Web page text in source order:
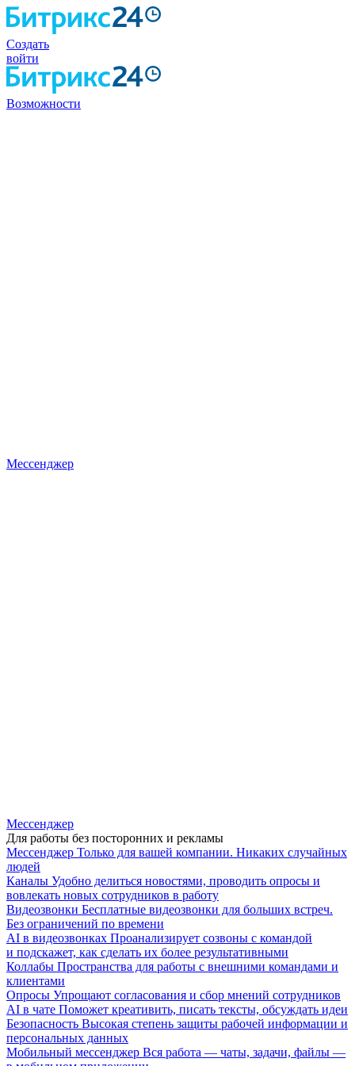
Создать
войти
Возможности
Мессенджер
Мессенджер
Для работы без посторонних и рекламы
Мессенджер Только для вашей компании. Никаких случайных
людей
Каналы Удобно делиться новостями, проводить опросы и
вовлекать новых сотрудников в работу
Видеозвонки Бесплатные видеозвонки для больших встреч.
Без ограничений по времени
AI в видеозвонках Проанализирует созвоны с командой
и подскажет, как сделать их более результативными
Коллабы Пространства для работы с внешними командами и
клиентами
Опросы Упрощают согласования и сбор мнений сотрудников
AI в чате Поможет креативить, писать тексты, обсуждать идеи
Безопасность Высокая степень защиты рабочей информации и
персональных данных
Мобильный мессенджер Вся работа — чаты, задачи, файлы —